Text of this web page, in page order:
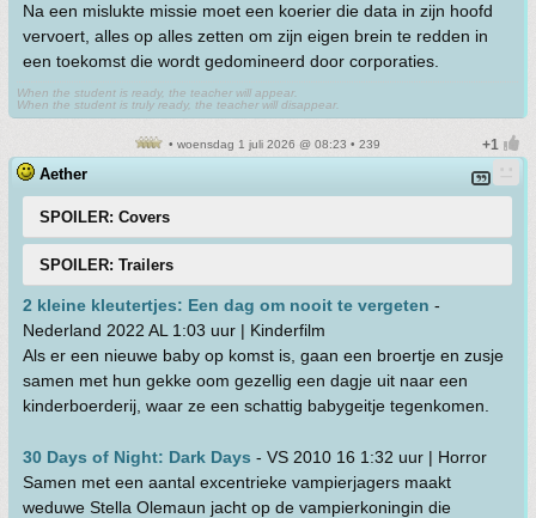
Na een mislukte missie moet een koerier die data in zijn hoofd
vervoert, alles op alles zetten om zijn eigen brein te redden in
een toekomst die wordt gedomineerd door corporaties.
When the student is ready, the teacher will appear.
When the student is truly ready, the teacher will disappear.
• woensdag 1 juli 2026 @ 08:23 • 239
Aether
SPOILER: Covers
SPOILER: Trailers
2 kleine kleutertjes: Een dag om nooit te vergeten -
Nederland 2022 AL 1:03 uur | Kinderfilm
Als er een nieuwe baby op komst is, gaan een broertje en zusje
samen met hun gekke oom gezellig een dagje uit naar een
kinderboerderij, waar ze een schattig babygeitje tegenkomen.
30 Days of Night: Dark Days - VS 2010 16 1:32 uur | Horror
Samen met een aantal excentrieke vampierjagers maakt
weduwe Stella Olemaun jacht op de vampierkoningin die